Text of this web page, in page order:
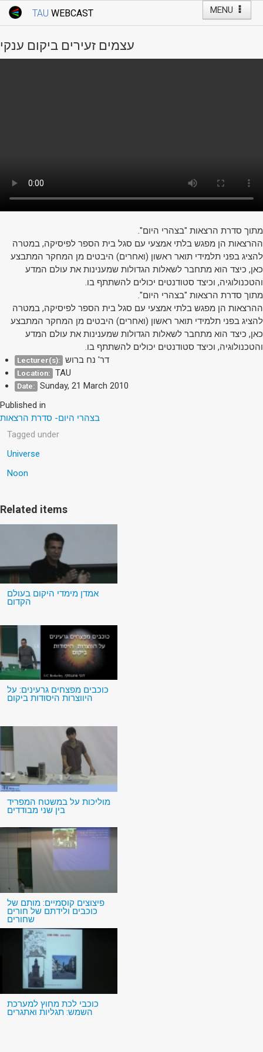
MENU
TAU WEBCAST
Webcast: Courses
Tel Aviv University
עצמים זעירים ביקום ענקי
מתוך סדרת הרצאות "בצהרי היום".
ההרצאות הן מפגש בלתי אמצעי עם סגל בית הספר לפיסיקה, במטרה
להציג בפני תלמידי תואר ראשון (ואחרים) היבטים מן המחקר המתבצע
כאן, כיצד הוא מתחבר לשאלות הגדולות שמענינות את עולם המדע
והטכנולוגיה, וכיצד סטודנטים יכולים להשתתף בו.
מתוך סדרת הרצאות "בצהרי היום".
ההרצאות הן מפגש בלתי אמצעי עם סגל בית הספר לפיסיקה, במטרה
להציג בפני תלמידי תואר ראשון (ואחרים) היבטים מן המחקר המתבצע
כאן, כיצד הוא מתחבר לשאלות הגדולות שמענינות את עולם המדע
והטכנולוגיה, וכיצד סטודנטים יכולים להשתתף בו.
Lecturer(s): דר' נח ברוש
Location: TAU
Date: Sunday, 21 March 2010
Published in
בצהרי היום- סדרת הרצאות
Tagged under
Universe
Noon
Related items
אמדן מימדי היקום בעולם
הקדום
כוכבים מפצחים גרעינים: על
היווצרות היסודות ביקום
מוליכות על במשטח המפריד
בין שני מבודדים
פיצוצים קוסמיים: מותם של
כוכבים ולידתם של חורים
שחורים
כוכבי לכת מחוץ למערכת
השמש: תגליות ואתגרים